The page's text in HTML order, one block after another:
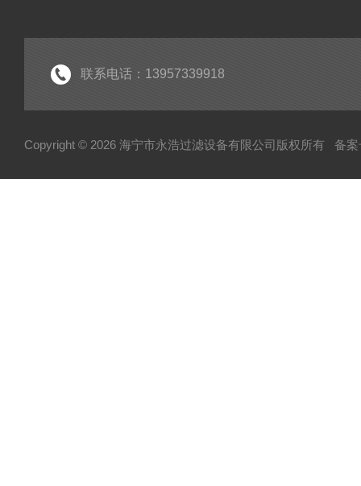
水系及有机微孔滤膜系列
不锈钢配件系列
联系电话：13957339918
Copyright © 2026 海宁市永浩过滤设备有限公司版权所有 备案